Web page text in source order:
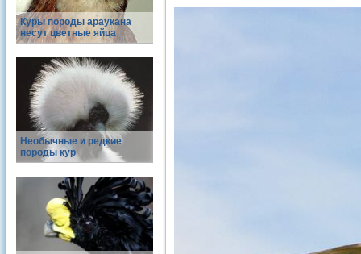
Куры породы араукана
несут цветные яйца
Необычные и редкие
породы кур